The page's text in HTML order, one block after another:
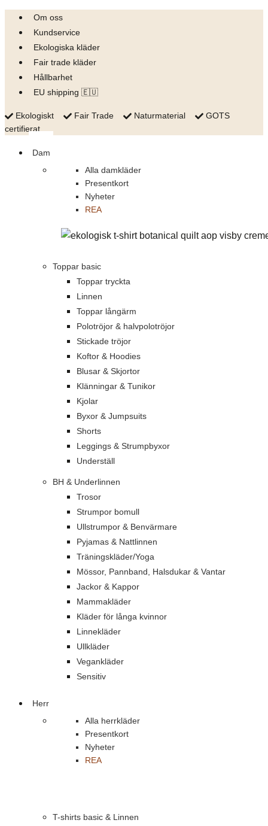
Skip
content
Om oss
Kundservice
Ekologiska kläder
Fair trade kläder
Hållbarhet
EU shipping 🇪🇺
Ekologiskt Fair Trade Naturmaterial
GOTS
certifierat
Dam
Alla damkläder
Presentkort
Nyheter
REA
Toppar basic
Toppar tryckta
Linnen
Toppar långärm
Polotröjor & halvpolotröjor
Stickade tröjor
Koftor & Hoodies
Blusar & Skjortor
Klänningar & Tunikor
Kjolar
Byxor & Jumpsuits
Shorts
Leggings & Strumpbyxor
Underställ
BH & Underlinnen
Trosor
Strumpor bomull
Ullstrumpor & Benvärmare
Pyjamas & Nattlinnen
Träningskläder/Yoga
Mössor, Pannband, Halsdukar & Vantar
Jackor & Kappor
Mammakläder
Kläder för långa kvinnor
Linnekläder
Ullkläder
Vegankläder
Sensitiv
Herr
Alla herrkläder
Presentkort
Nyheter
REA
T-shirts basic & Linnen